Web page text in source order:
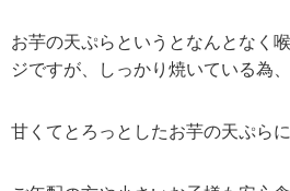
お芋の天ぷらというとなんとなく
ジですが、しっかり焼いている為、
甘くてとろっとしたお芋の天ぷら